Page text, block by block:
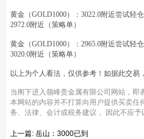
黄金（GOLD1000）：3022.0附近尝试轻
2972.0附近（策略单）
黄金（GOLD1000）：2965.0附近尝试轻
3020.0附近（策略单）
以上为个人看法，仅供参考！如据此交易
当阁下进入领峰贵金属有限公司网站，即
本网站的内容并不打算向用户提供买卖任
务、法律、会计或税务建议， 因此不应予
上一篇: 岳山：3000已到